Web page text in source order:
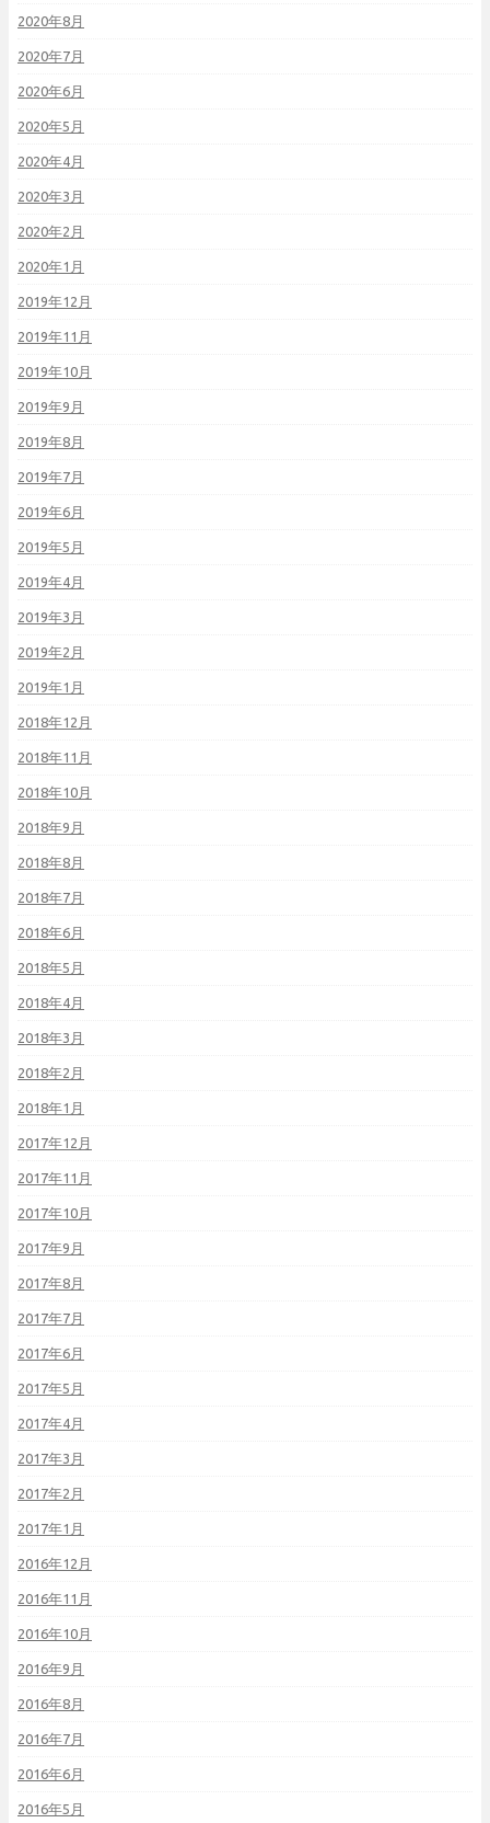
2020年8月
2020年7月
2020年6月
2020年5月
2020年4月
2020年3月
2020年2月
2020年1月
2019年12月
2019年11月
2019年10月
2019年9月
2019年8月
2019年7月
2019年6月
2019年5月
2019年4月
2019年3月
2019年2月
2019年1月
2018年12月
2018年11月
2018年10月
2018年9月
2018年8月
2018年7月
2018年6月
2018年5月
2018年4月
2018年3月
2018年2月
2018年1月
2017年12月
2017年11月
2017年10月
2017年9月
2017年8月
2017年7月
2017年6月
2017年5月
2017年4月
2017年3月
2017年2月
2017年1月
2016年12月
2016年11月
2016年10月
2016年9月
2016年8月
2016年7月
2016年6月
2016年5月